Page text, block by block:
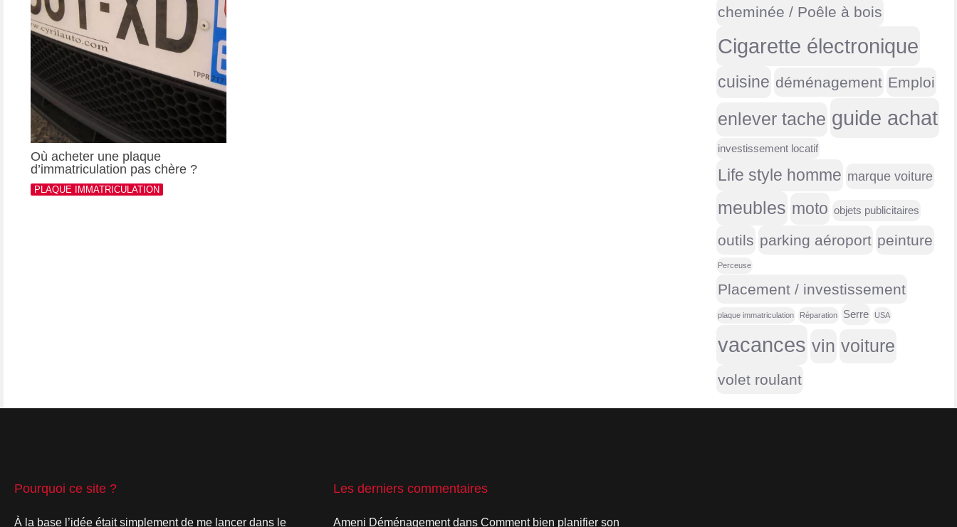
Où acheter une plaque
d’immatriculation pas chère ?
PLAQUE IMMATRICULATION
cheminée / Poêle à bois
Cigarette électronique
cuisine déménagement Emploi
enlever tache guide achat
investissement locatif
Life style homme marque voiture
meubles moto objets publicitaires
outils parking aéroport peinture
Perceuse
Placement / investissement
plaque immatriculation Réparation Serre USA
vacances vin voiture
volet roulant
Pourquoi ce site ?
À la base l’idée était simplement de me lancer dans le
Les derniers commentaires
Ameni Déménagementdans Comment bien planifier son